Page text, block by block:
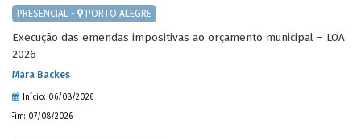
PRESENCIAL - PORTO ALEGRE
Execução das emendas impositivas ao orçamento municipal – LOA
2026
Mara Backes
Início: 06/08/2026
Fim: 07/08/2026